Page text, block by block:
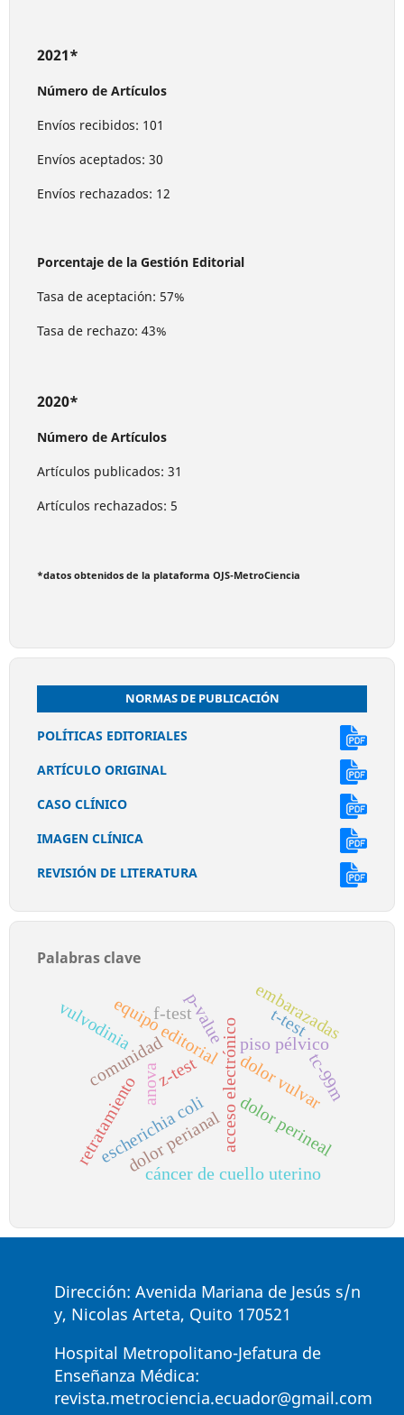
2021*
Número de Artículos
Envíos recibidos: 101
Envíos aceptados: 30
Envíos rechazados: 12
Porcentaje de la Gestión Editorial
Tasa de aceptación: 57%
Tasa de rechazo: 43%
2020*
Número de Artículos
Artículos publicados: 31
Artículos rechazados: 5
*datos obtenidos de la plataforma OJS-MetroCiencia
NORMAS DE PUBLICACIÓN
POLÍTICAS EDITORIALES
ARTÍCULO ORIGINAL
CASO CLÍNICO
IMAGEN CLÍNICA
REVISIÓN DE LITERATURA
Palabras clave
equipo editorialacceso electrónico
comunidad
escherichia coli dolor perineal
vulvodinia
dolor vulvar
dolor perianal
piso pélvico
retratamiento
cáncer de cuello uterino
p-value
z-test
t-test
anova
f-test embarazadas
tc-99m
Dirección: Avenida Mariana de Jesús s/n
y, Nicolas Arteta, Quito 170521
Hospital Metropolitano-Jefatura de
Enseñanza Médica:
revista.metrociencia.ecuador@gmail.com